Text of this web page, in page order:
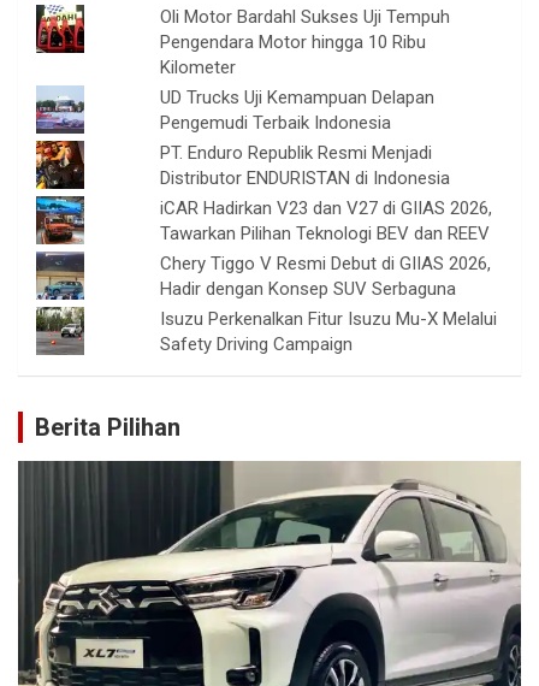
Oli Motor Bardahl Sukses Uji Tempuh
Pengendara Motor hingga 10 Ribu
Kilometer
UD Trucks Uji Kemampuan Delapan
Pengemudi Terbaik Indonesia
PT. Enduro Republik Resmi Menjadi
Distributor ENDURISTAN di Indonesia
iCAR Hadirkan V23 dan V27 di GIIAS 2026,
Tawarkan Pilihan Teknologi BEV dan REEV
Chery Tiggo V Resmi Debut di GIIAS 2026,
Hadir dengan Konsep SUV Serbaguna
Isuzu Perkenalkan Fitur Isuzu Mu-X Melalui
Safety Driving Campaign
Berita Pilihan